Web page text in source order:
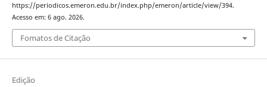
https://periodicos.emeron.edu.br/index.php/emeron/article/view/394.
Acesso em: 6 ago. 2026.
Fomatos de Citação
Edição